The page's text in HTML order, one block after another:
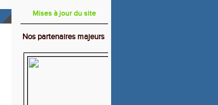
Mises à jour du site
Nos partenaires majeurs